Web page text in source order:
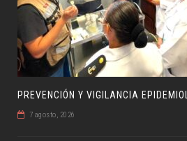
PREVENCIÓN Y VIGILANCIA
7 agosto, 2026